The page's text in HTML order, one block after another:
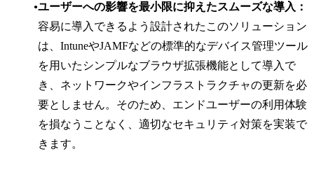
ユーザーへの影響を最小限に抑えたスムーズな導入：
容易に導入できるよう設計されたこのソリューション
は、IntuneやJAMFなどの標準的なデバイス管理ツール
を用いたシンプルなブラウザ拡張機能として導入で
き、ネットワークやインフラストラクチャの更新を必
要としません。そのため、エンドユーザーの利用体験
を損なうことなく、適切なセキュリティ対策を実装で
きます。